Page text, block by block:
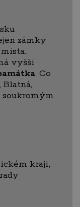
zámky
vyšší
. Co
Blatná,
soukromým
kraji,